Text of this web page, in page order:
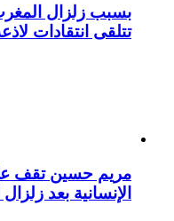
بسبب زلزال
تتلقى انتقادات
مريم حسين تقف
الإنسانية بعد